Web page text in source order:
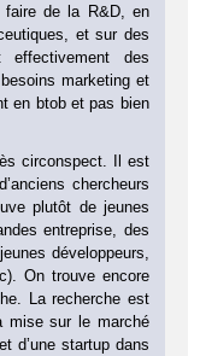
faire de la R&D, en
et sur des
des
marketing et
en btob et pas bien
circonspect. Il est
chercheurs
plutôt de jeunes
entreprise, des
développeurs,
On trouve encore
La recherche est
mise sur le marché
d’une startup dans